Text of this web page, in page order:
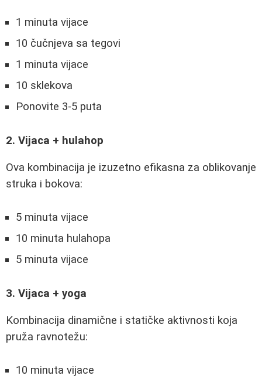
1 minuta vijace
10 čučnjeva sa tegovi
1 minuta vijace
10 sklekova
Ponovite 3-5 puta
2. Vijaca + hulahop
Ova kombinacija je izuzetno efikasna za oblikovanje
struka i bokova:
5 minuta vijace
10 minuta hulahopa
5 minuta vijace
3. Vijaca + yoga
Kombinacija dinamične i statičke aktivnosti koja
pruža ravnotežu:
10 minuta vijace